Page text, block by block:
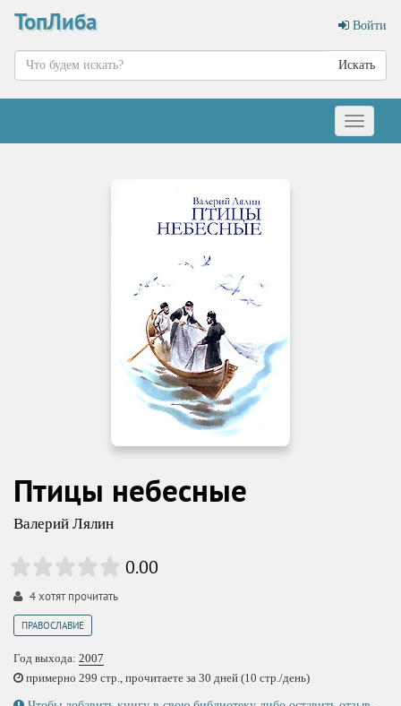
ТопЛиба Войти
Искать
Меню
Птицы небесные
Валерий Лялин
0.00
4хотят прочитать
ПРАВОСЛАВИЕ
Год выхода: 2007
примерно 299 стр., прочитаете за 30 дней (10 стр./день)